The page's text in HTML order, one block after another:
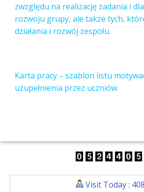
zwzględu na realizację zadania i
rozwoju grupy, ale także tych,
działania i rozwój zespołu.
Karta pracy – szablon listu
uzupełnienia przez uczniów.
Visit Today : 408